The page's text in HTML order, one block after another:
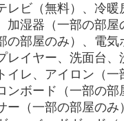
レビ（無料）、冷暖
加湿器（一部の部
の部屋のみ）、電気
レイヤー、洗面台、
イレ、アイロン（一
ンボード（一部の部
ー（一部の部屋のみ